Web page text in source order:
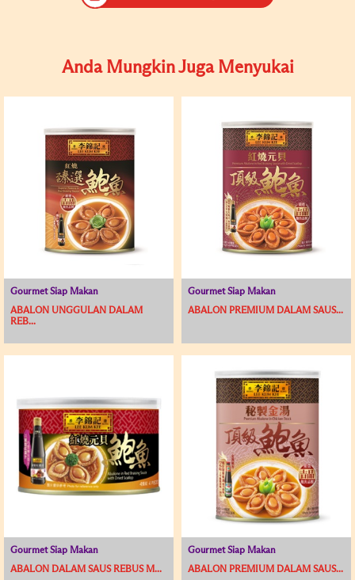
Anda Mungkin Juga Menyukai
Gourmet Siap Makan
ABALON UNGGULAN DALAM
REB...
Gourmet Siap Makan
ABALON PREMIUM DALAM SAUS...
Gourmet Siap Makan
ABALON DALAM SAUS REBUS M...
Gourmet Siap Makan
ABALON PREMIUM DALAM SAUS...